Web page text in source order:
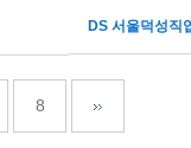
DS 서울덕성직
8